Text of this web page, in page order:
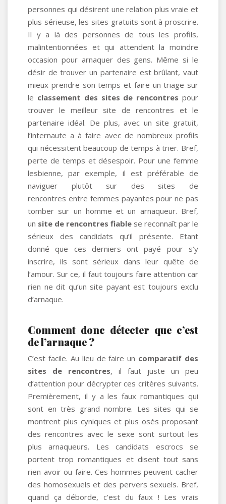
personnes qui désirent une relation plus vraie et
plus sérieuse, les sites gratuits sont à proscrire.
Il y a là des personnes de tous les profils,
malintentionnées et qui attendent la moindre
occasion pour arnaquer des gens. Même si le
désir de trouver un partenaire est brûlant, vaut
mieux prendre son temps et faire un triage sur
le classement des sites de rencontres pour
trouver le meilleur site de rencontres et le
partenaire idéal. De plus, avec un site gratuit,
l’internaute a à faire avec de nombreux profils
qui nécessitent beaucoup de temps à trier. Bref,
perte de temps et désespoir. Pour une femme
lesbienne, par exemple, il est préférable de
naviguer plutôt sur des sites de
rencontres entre femmes payantes pour ne pas
tomber sur un homme et un arnaqueur. Bref,
un site de rencontres fiable se reconnaît par le
sérieux des candidats qu’il présente. Etant
donné que ces derniers ont payé pour s’y
inscrire, ils sont sérieux dans leur quête de
l’amour. Sur ce, il faut toujours faire attention car
rien ne dit qu’un site payant est toujours exclu
d’arnaque.
Comment donc détecter que c’est
de l’arnaque ?
C’est facile. Au lieu de faire un comparatif des
sites de rencontres, il faut juste un peu
d’attention pour décrypter ces critères suivants.
Premièrement, il y a les faux romantiques qui
sont en très grand nombre. Les sites qui se
montrent plus cyniques et plus osés proposant
des rencontres avec le sexe sont surtout les
plus arnaqueurs. Les candidats escrocs se
portent trop romantiques et disent tout sans
rien avoir ou faire. Ces hommes peuvent cacher
des homosexuels et des pervers sexuels. Bref,
quand ça déborde, c’est du faux ! Les vrais